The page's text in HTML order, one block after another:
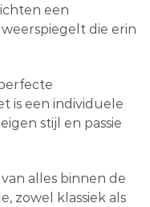
een
die erin
is een individuele
stijl en passie
alles binnen de
zowel klassiek als